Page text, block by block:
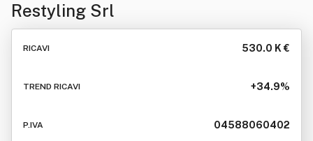
Restyling Srl
RICAVI 530.0 K €
TREND RICAVI +34.9%
P.IVA 04588060402